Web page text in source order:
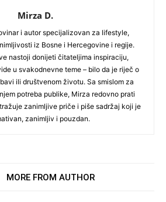
Mirza D.
i autor specijalizovan za lifestyle,
iz Bosne i Hercegovine i regije.
nastoji donijeti čitateljima inspiraciju,
u svakodnevne teme – bilo da je riječ o
ili društvenom životu. Sa smislom za
potreba publike, Mirza redovno prati
zanimljive priče i piše sadržaj koji je
zanimljiv i pouzdan.
MORE FROM AUTHOR